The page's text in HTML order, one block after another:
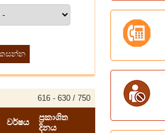
616 - 630 / 750
වර්ෂය
ප්‍රකාශිත
දිනය